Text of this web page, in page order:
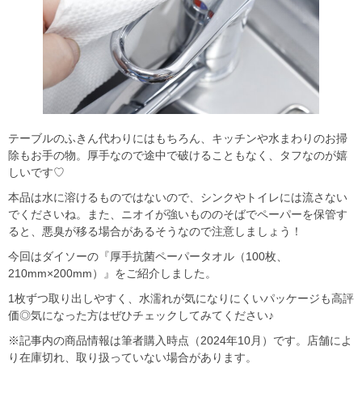
テーブルのふきん代わりにはもちろん、キッチンや水まわりのお掃
除もお手の物。厚手なので途中で破けることもなく、タフなのが嬉
しいです♡
本品は水に溶けるものではないので、シンクやトイレには流さない
でくださいね。また、ニオイが強いもののそばでペーパーを保管す
ると、悪臭が移る場合があるそうなので注意しましょう！
今回はダイソーの『厚手抗菌ペーパータオル（100枚、
210mm×200mm）』をご紹介しました。
1枚ずつ取り出しやすく、水濡れが気になりにくいパッケージも高評
価◎気になった方はぜひチェックしてみてください♪
※記事内の商品情報は筆者購入時点（2024年10月）です。店舗によ
り在庫切れ、取り扱っていない場合があります。